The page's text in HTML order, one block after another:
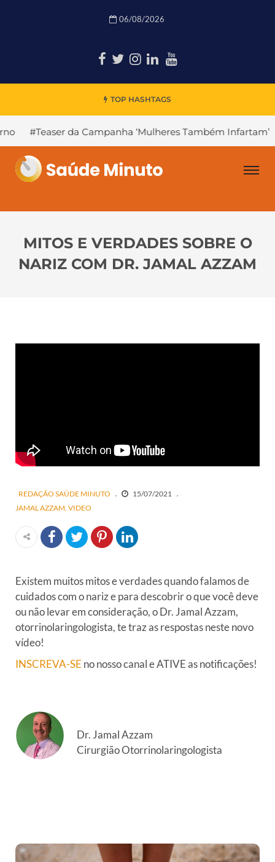
06/08/2026
TOP HASHTAGS
Campanha ‘Mulheres Também Infartam’ #Declínio
MITOS E VERDADES SOBRE O
NARIZ COM DR. JAMAL AZZAM
REDAÇÃO SAÚDE MINUTO
15/07/2021
JAMAL AZZAM VIDEO
Existem muitos mitos e verdades quando falamos de
cuidados com o nariz e para descobrir o que você deve
ou não levar em consideração, o Dr. Jamal Azzam,
otorrinolaringologista, te traz as respostas neste novo
vídeo!
INSCREVA-SE no nosso canal e ATIVE as notificações!
Dr. Jamal Azzam
Cirurgião Otorrinolaringologista